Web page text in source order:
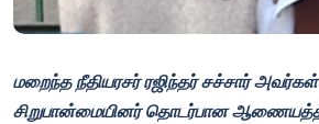
மறைந்த நீதியரசர் ரஜிந்தர் சச்சார்
சிறுபான்மையினர் தொடர்பான